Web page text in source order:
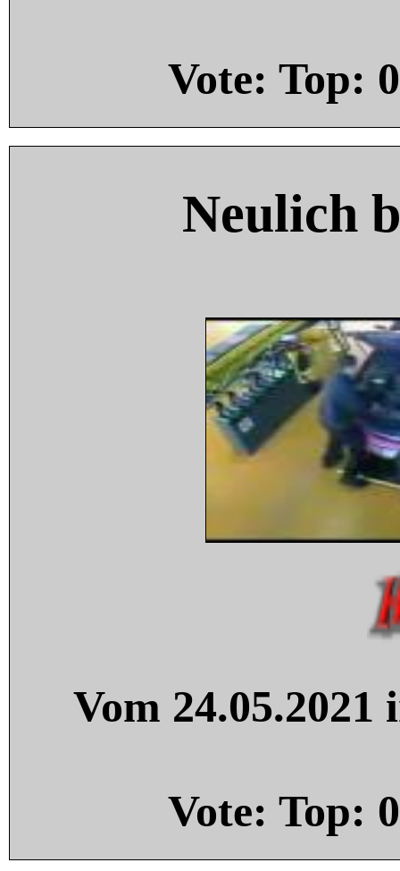
Vote: Top: 0
Neulich
Vom
Vote: Top: 0